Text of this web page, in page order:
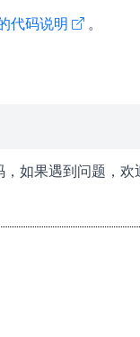
代码说明 。
如果遇到问题，欢